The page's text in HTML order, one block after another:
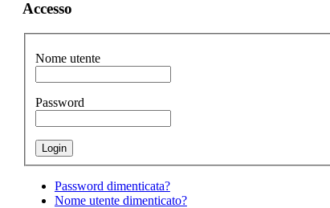
Accesso
Nome utente
Password
Password dimenticata?
Nome utente dimenticato?